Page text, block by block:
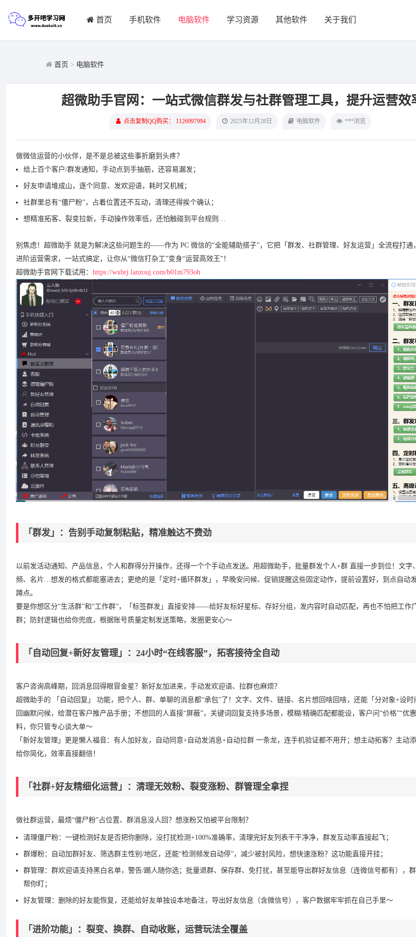
首页 手机软件 电脑软件 学习资源 其他软件 关于我们
首页 > 电脑软件
超微助手官网：一站式微信群发与社群管理工具，提升运营效
点击复制QQ购买： 1126997994 2025年12月28日 电脑软件 ***浏览
做微信运营的小伙伴，是不是总被这些事折磨到头疼？
给上百个客户/群发通知，手动点到手抽筋，还容易漏发；
好友申请堆成山，逐个同意、发欢迎语，耗时又机械；
社群里总有“僵尸粉”，占着位置还不互动，清理还得挨个确认；
想精准拓客、裂变拉新，手动操作效率低，还怕触碰到平台规则…
别焦虑！超微助手 就是为解决这些问题生的——作为 PC 微信的“全能辅助搭子”，它把「群发、社群管理、好友运营」全流程打通
进阶运营需求，一站式搞定，让你从“微信打杂工”变身“运营高效王”！
超微助手官网下载试用： https://wxbrj.lanzouj.com/b01m793oh
「群发」：告别手动复制粘贴，精准触达不费劲
以前发活动通知、产品信息，个人和群得分开操作，还得一个个手动点发送。用超微助手，批量群发个人+群 直接一步到位！文字
频、名片…想发的格式都能塞进去；更绝的是「定时+循环群发」，早晚安问候、促销提醒这些固定动作，提前设置好，到点自动
蹲点。
要是你想区分“生活群”和“工作群”，「标签群发」直接安排——给好友标好星标、存好分组，发内容时自动匹配，再也不怕把工作
群；防封逻辑也给你兜底，根据账号质量定制发送策略，发圈更安心～
「自动回复+新好友管理」：24小时“在线客服”，拓客接待全自动
客户咨询高峰期，回消息回得眼冒金星？新好友加进来，手动发欢迎语、拉群也麻烦？
超微助手的 「自动回复」 功能，把个人、群、单聊的消息都“承包”了！文字、文件、链接、名片想回啥回啥，还能「分对象+设
回幽默问候，给潜在客户推产品手册；不想回的人直接“屏蔽”，关键词回复支持多场景，模糊/精确匹配都能设，客户问“价格”“优
料，你只管专心谈大单～
「新好友管理」更是懒人福音：有人加好友，自动同意+自动发消息+自动拉群 一条龙，连手机验证都不用开；想主动拓客？主动
给你简化，效率直接翻倍！
「社群+好友精细化运营」：清理无效粉、裂变涨粉、群管理全拿捏
做社群运营，最烦“僵尸粉”占位置、群消息没人回？想涨粉又怕被平台限制？
清理僵尸粉：一键检测好友是否把你删除，没打扰检测+100%准确率，清理完好友列表干干净净，群发互动率直接起飞；
群爆粉：自动加群好友、筛选群主性别/地区，还能“检测频发自动停”，减少被封风险，想快速涨粉？这功能直接开挂；
群管理：群欢迎语支持黑白名单，警告/踢人随你选；批量退群、保存群、免打扰，甚至能导出群好友信息（连微信号都有），
帮你盯；
好友管理：删除的好友能恢复，还能给好友单独设本地备注，导出好友信息（含微信号），客户数据牢牢抓在自己手里～
「进阶功能」：裂变、换群、自动收账，运营玩法全覆盖